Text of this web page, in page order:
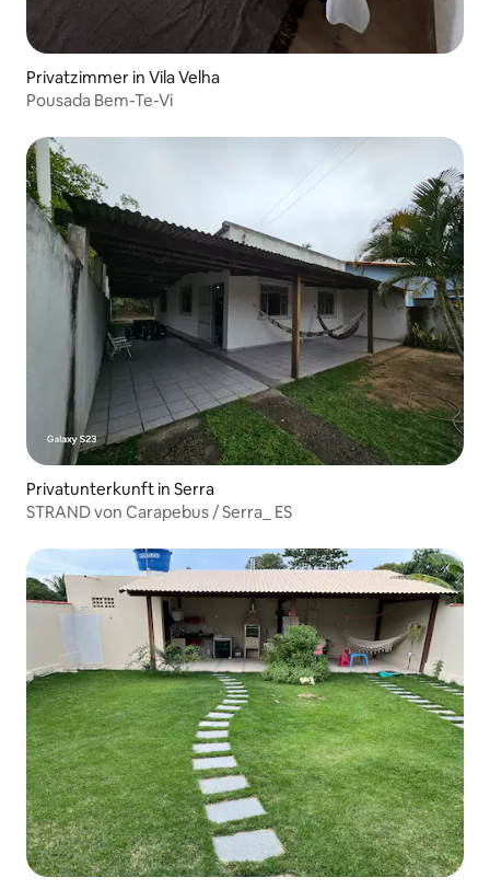
Privatzimmer in Vila Velha
Pousada Bem-Te-Vi
Privatunterkunft in Serra
STRAND von Carapebus / Serra_ ES